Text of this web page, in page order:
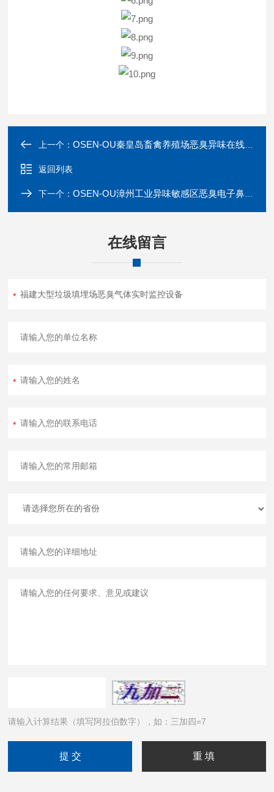
上一个：OSEN-OU秦皇岛畜禽养殖场恶臭异味在线监控系统
返回列表
下一个：OSEN-OU漳州工业异味敏感区恶臭电子鼻在线监测系统
在线留言
请输入计算结果（填写阿拉伯数字），如：三加四=7